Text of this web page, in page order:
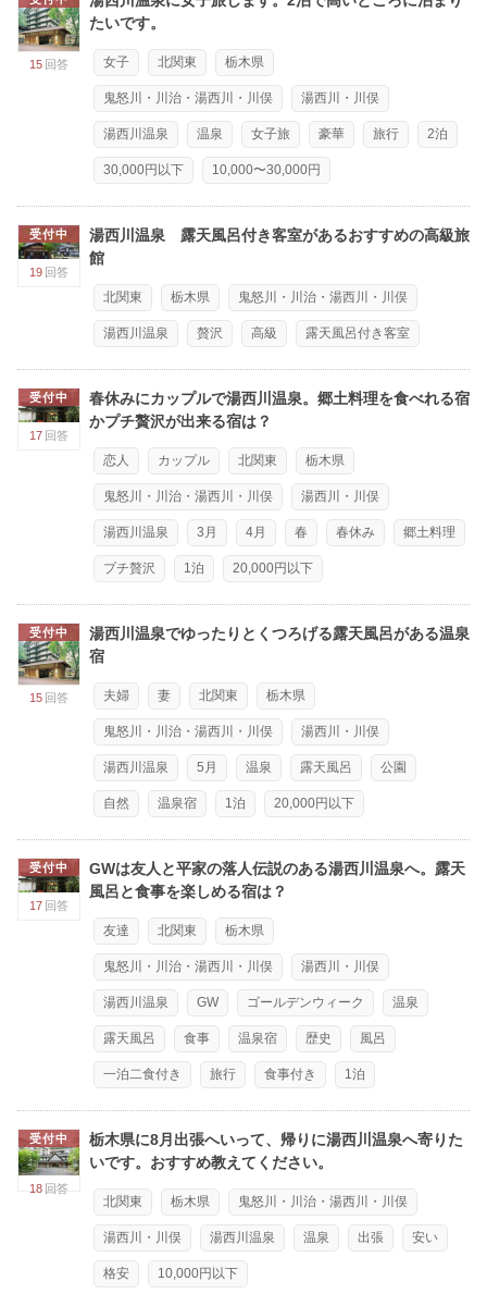
15 回答
たいです。
女子 北関東 栃木県
鬼怒川・川治・湯西川・川俣 湯西川・川俣
湯西川温泉 温泉 女子旅 豪華 旅行 2泊
30,000円以下 10,000〜30,000円
受付中
19 回答
湯西川温泉 露天風呂付き客室があるおすすめの高級旅
館
北関東 栃木県 鬼怒川・川治・湯西川・川俣
湯西川温泉 贅沢 高級 露天風呂付き客室
受付中
17 回答
春休みにカップルで湯西川温泉。郷土料理を食べれる宿
かプチ贅沢が出来る宿は？
恋人 カップル 北関東 栃木県
鬼怒川・川治・湯西川・川俣 湯西川・川俣
湯西川温泉 3月 4月 春 春休み 郷土料理
プチ贅沢 1泊 20,000円以下
受付中
15 回答
湯西川温泉でゆったりとくつろげる露天風呂がある温泉
宿
夫婦 妻 北関東 栃木県
鬼怒川・川治・湯西川・川俣 湯西川・川俣
湯西川温泉 5月 温泉 露天風呂 公園
自然 温泉宿 1泊 20,000円以下
受付中
17 回答
GWは友人と平家の落人伝説のある湯西川温泉へ。露天
風呂と食事を楽しめる宿は？
友達 北関東 栃木県
鬼怒川・川治・湯西川・川俣 湯西川・川俣
湯西川温泉 GW ゴールデンウィーク 温泉
露天風呂 食事 温泉宿 歴史 風呂
一泊二食付き 旅行 食事付き 1泊
受付中
18 回答
栃木県に8月出張へいって、帰りに湯西川温泉へ寄りた
いです。おすすめ教えてください。
北関東 栃木県 鬼怒川・川治・湯西川・川俣
湯西川・川俣 湯西川温泉 温泉 出張 安い
格安 10,000円以下